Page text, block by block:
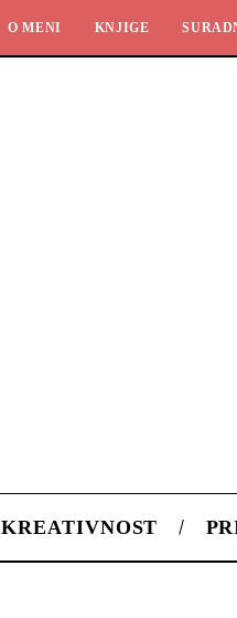
O MENI KNJIGE
KREATIVNOST